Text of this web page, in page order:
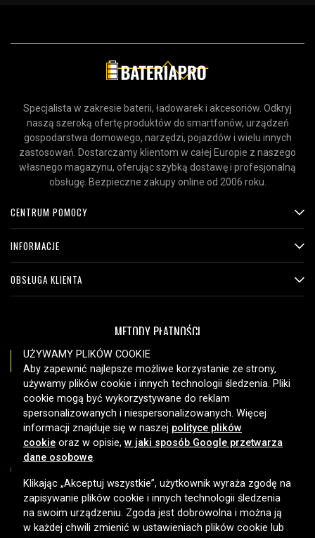
Specjalista w zakresie baterii, ładowarek i akcesoriów. Odkryj
naszą szeroką ofertę produktów do smartfonów, urządzeń
gospodarstwa domowego, narzędzi, pojazdów i wielu innych
zastosowań. Dostarczamy klientom w całej Europie z naszego
własnego magazynu, oferując szybką dostawę i profesjonalną
obsługę. Bezpieczne zakupy online od 2006 roku.
CENTRUM POMOCY
INFORMACJE
OBSŁUGA KLIENTA
METODY PŁATNOŚCI
OPCJE DOSTAWY
Copyright © 2026, Spares Nordic AB
UŻYWAMY PLIKÓW COOKIE
Aby zapewnić najlepsze możliwe korzystanie ze strony,
używamy plików cookie i innych technologii śledzenia. Pliki
cookie mogą być wykorzystywane do reklam
spersonalizowanych i niespersonalizowanych. Więcej
informacji znajduje się w naszej polityce plików
cookie oraz w opisie, w jaki sposób Google przetwarza
dane osobowe.
Klikając „Akceptuj wszystkie”, użytkownik wyraża zgodę na
zapisywanie plików cookie i innych technologii śledzenia
na swoim urządzeniu. Zgoda jest dobrowolna i można ją
w każdej chwili zmienić w ustawieniach plików cookie lub